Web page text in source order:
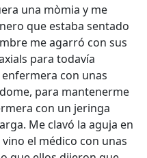
una mòmia y me
que estaba sentado
me agarró con sus
para todavía
con unas
para mantenerme
con un jeringa
Me clavó la aguja en
el médico con unas